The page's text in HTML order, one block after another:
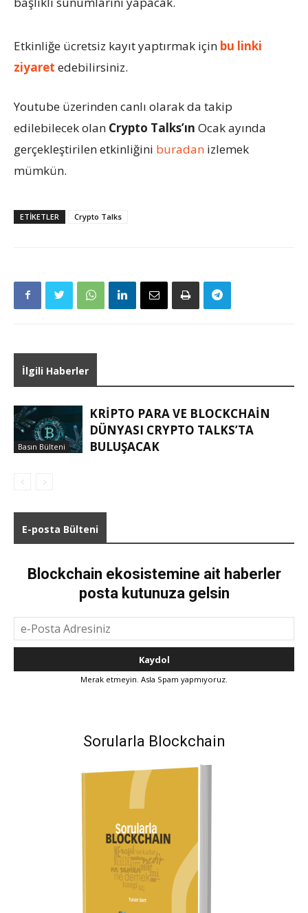
Etkinliğe ücretsiz kayıt yaptırmak için bu linki
ziyaret edebilirsiniz.
Youtube üzerinden canlı olarak da takip
edilebilecek olan Crypto Talks’ın Ocak ayında
gerçekleştirilen etkinliğini buradan izlemek
mümkün.
ETIKETLER Crypto Talks
İlgili Haberler
Basın Bülteni
KRIPTO PARA VE BLOCKCHAIN
DÜNYASI CRYPTO TALKS’TA
BULUŞACAK
E-posta Bülteni
Blockchain ekosistemine ait haberler
posta kutunuza gelsin
Merak etmeyin. Asla Spam yapmıyoruz.
Sorularla Blockchain